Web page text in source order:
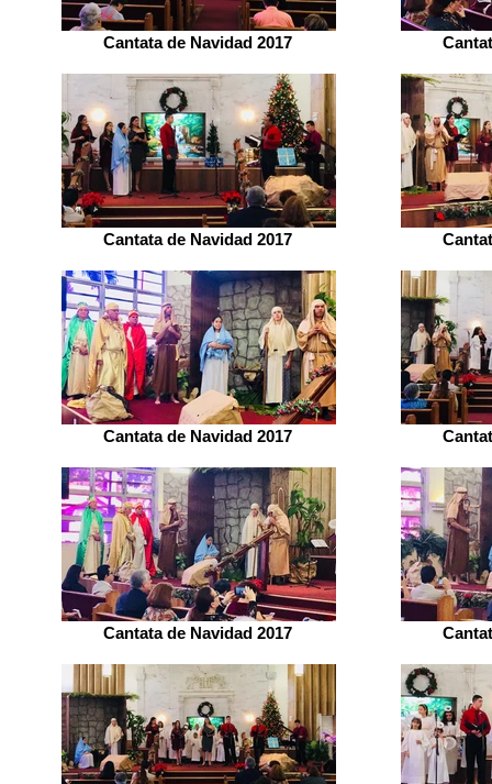
Cantata de Navidad 2017
Cantata de Navidad 2017
Cantata de Navidad 2017
Cantata de Navidad 2017